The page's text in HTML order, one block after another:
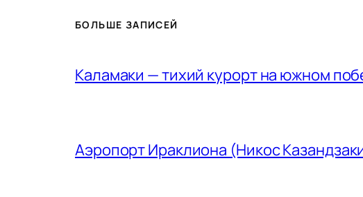
БОЛЬШЕ ЗАПИСЕЙ
Каламаки — тихий курорт на южном
Аэропорт Ираклиона (Никос